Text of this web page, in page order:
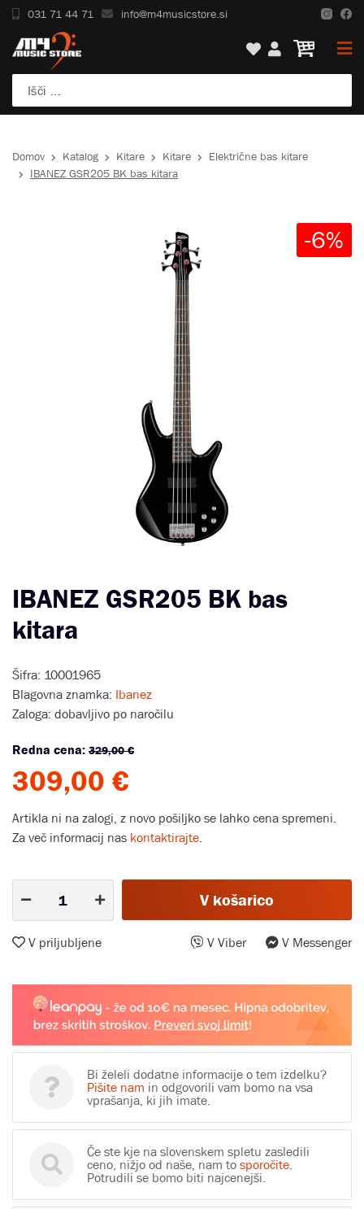
031 71 44 71 info@m4musicstore.si
Domov Katalog Kitare Kitare
Električne bas kitare
IBANEZ GSR205 BK bas kitara
-6%
IBANEZ GSR205 BK bas
kitara
Šifra: 10001965
Blagovna znamka: Ibanez
Zaloga: dobavljivo po naročilu
Redna cena: 329,00 €
309,00 €
Artikla ni na zalogi, z novo pošiljko se lahko cena spremeni.
Za več informacij nas kontaktirajte
V košarico
V priljubljene V Viber V Messenger
Bi želeli dodatne informacije o tem izdelku?
Pišite nam in odgovorili vam bomo na vsa
vprašanja, ki jih imate.
Če ste kje na slovenskem spletu zasledili
ceno, nižjo od naše, nam to sporočite
Potrudili se bomo biti najcenejši.